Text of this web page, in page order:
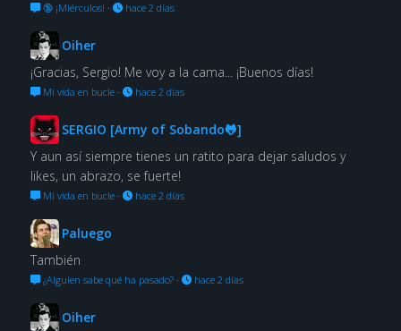
🔞 ¡Miérculos! · hace 2 días
Oiher
¡Gracias, Sergio! Me voy a la cama... ¡Buenos días!
Mi vida en bucle· hace 2 días
SERGIO [Army of Sobando🐸]
Y aun así siempre tienes un ratito para dejar saludos y
likes, un abrazo, se fuerte!
Mi vida en bucle· hace 2 días
Paluego
También
¿Alguien sabe qué ha pasado?· hace 2 días
Oiher